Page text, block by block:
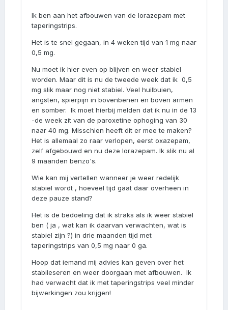
Ik ben aan het afbouwen van de lorazepam met
taperingstrips.
Het is te snel gegaan, in 4 weken tijd van 1 mg naar
0,5 mg.
Nu moet ik hier even op blijven en weer stabiel
worden. Maar dit is nu de tweede week dat ik 0,5
mg slik maar nog niet stabiel. Veel huilbuien,
angsten, spierpijn in bovenbenen en boven armen
en somber. Ik moet hierbij melden dat ik nu in de 13
-de week zit van de paroxetine ophoging van 30
naar 40 mg. Misschien heeft dit er mee te maken?
Het is allemaal zo raar verlopen, eerst oxazepam,
zelf afgebouwd en nu deze lorazepam. Ik slik nu al
9 maanden benzo's.
Wie kan mij vertellen wanneer je weer redelijk
stabiel wordt , hoeveel tijd gaat daar overheen in
deze pauze stand?
Het is de bedoeling dat ik straks als ik weer stabiel
ben ( ja , wat kan ik daarvan verwachten, wat is
stabiel zijn ?) in drie maanden tijd met
taperingstrips van 0,5 mg naar 0 ga.
Hoop dat iemand mij advies kan geven over het
stabileseren en weer doorgaan met afbouwen. Ik
had verwacht dat ik met taperingstrips veel minder
bijwerkingen zou krijgen!